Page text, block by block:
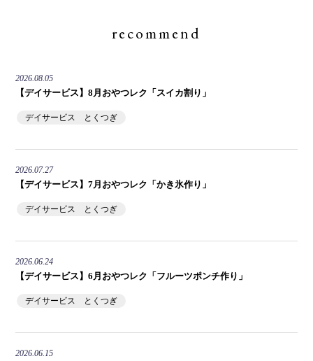
recommend
2026.08.05
【デイサービス】8月おやつレク「スイカ割り」
デイサービス とくつぎ
2026.07.27
【デイサービス】7月おやつレク「かき氷作り」
デイサービス とくつぎ
2026.06.24
【デイサービス】6月おやつレク「フルーツポンチ作り」
デイサービス とくつぎ
2026.06.15